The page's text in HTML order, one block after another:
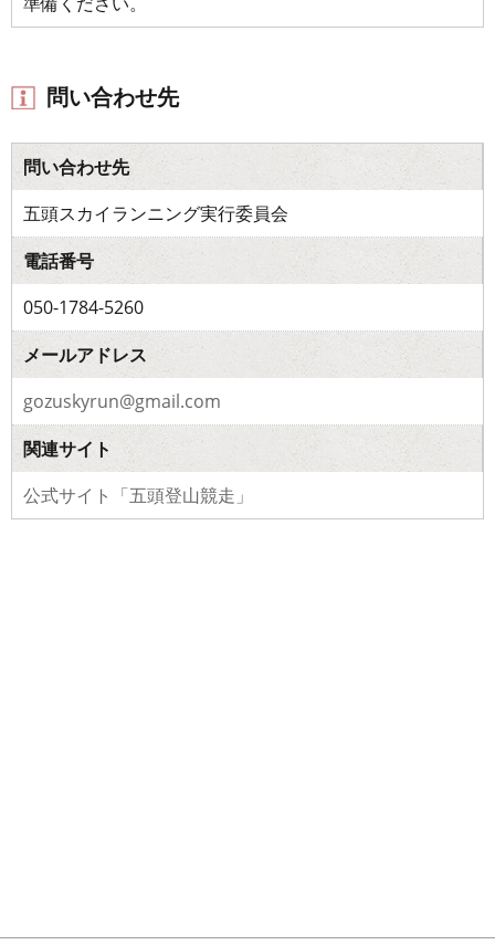
問い合わせ先
問い合わせ先
五頭スカイランニング実行委員会
電話番号
050-1784-5260
メールアドレス
gozuskyrun@gmail.com
関連サイト
公式サイト「五頭登山競走」